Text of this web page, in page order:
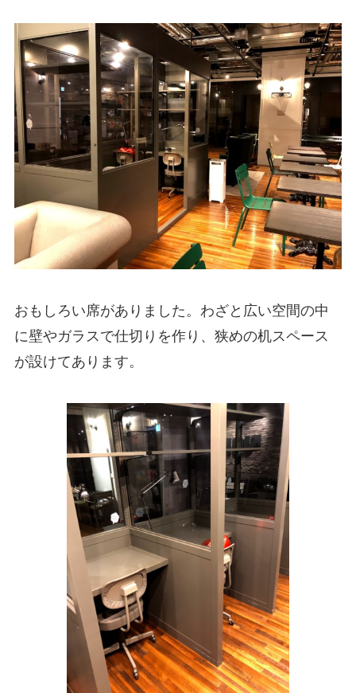
おもしろい席がありました。わざと広い空間の中
に壁やガラスで仕切りを作り、狭めの机スペース
が設けてあります。